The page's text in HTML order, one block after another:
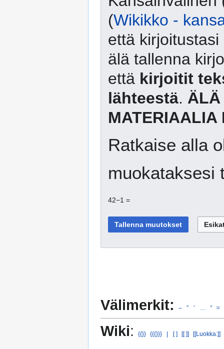
(Wikikko -
että
älä tallenna
että kirjoitit
lähteestä. ÄLÄ
MATERIAALIA
Ratkaise alla
muokataksesi
42−1 =
Välimerkit: – ” ’ ° ≈
Wiki: {{}} {{{}}} | [ ] [[ ]] [[Luokka:]]